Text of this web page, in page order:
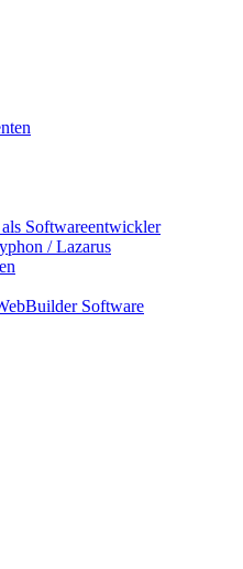
Softwareentwickler
/ Lazarus
Software